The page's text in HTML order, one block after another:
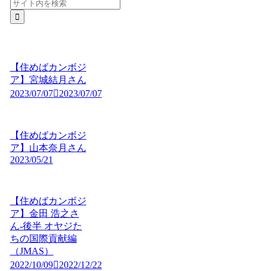
【住めばカンボジ
ア】宮城結月さん
2023/07/07
2023/07/07
【住めばカンボジ
ア】山本奈月さん
2023/05/21
【住めばカンボジ
ア】金田 浩之さ
ん-後半 オヤジた
ちの国際貢献編
（JMAS）
2022/10/09
2022/12/22